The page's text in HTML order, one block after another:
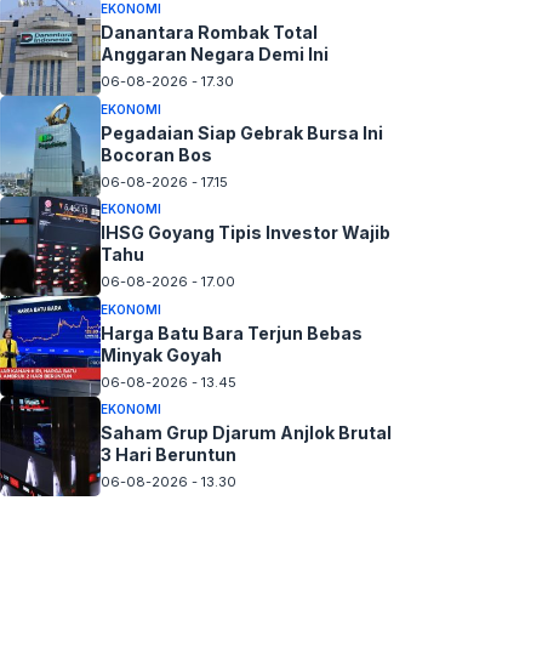
EKONOMI
Danantara Rombak Total
Anggaran Negara Demi Ini
06-08-2026 - 17.30
EKONOMI
Pegadaian Siap Gebrak Bursa Ini
Bocoran Bos
06-08-2026 - 17.15
EKONOMI
IHSG Goyang Tipis Investor Wajib
Tahu
06-08-2026 - 17.00
EKONOMI
Harga Batu Bara Terjun Bebas
Minyak Goyah
06-08-2026 - 13.45
EKONOMI
Saham Grup Djarum Anjlok Brutal
3 Hari Beruntun
06-08-2026 - 13.30